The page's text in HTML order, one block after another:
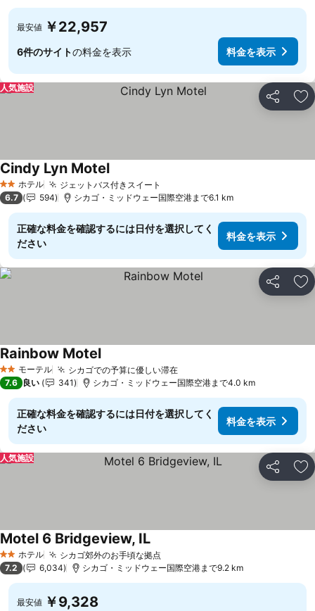
最安値 ￥22,957
6件のサイトの料金を表示 料金を表示
シェア お
人気施設
2 ホテルのランク
ホテル ジェットバス付きスイート
Cindy Lyn Motel料金を表示
6.7 594 シカゴ・ミッドウェー国際空港まで6.1 km
正確な料金を確認するには日付を選択してく
ださい
料金を表示
シェア お
2 ホテルのランク
モーテル シカゴでの予算に優しい滞在料金を表示
Rainbow Motel料金を表示
7.6 良い 341 シカゴ・ミッドウェー国際空港まで4.0 km
正確な料金を確認するには日付を選択してく
ださい
料金を表示
シェア お
人気施設
2 ホテルのランク
ホテル シカゴ郊外のお手頃な拠点料金を表示
Motel 6 Bridgeview, IL料金を表示
7.2 6,034 シカゴ・ミッドウェー国際空港まで9.2 km
最安値 ￥9,328